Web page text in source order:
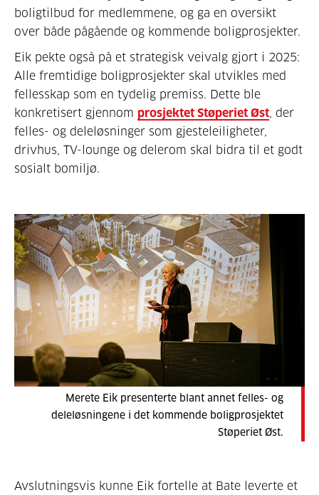
boligtilbud for medlemmene, og ga en oversikt
over både pågående og kommende boligprosjekter.
Eik pekte også på et strategisk veivalg gjort i 2025:
Alle fremtidige boligprosjekter skal utvikles med
fellesskap som en tydelig premiss. Dette ble
konkretisert gjennom prosjektet Støperiet Øst , der
felles- og deleløsninger som gjesteleiligheter,
drivhus, TV-lounge og delerom skal bidra til et godt
sosialt bomiljø.
Merete Eik presenterte blant annet felles- og
deleløsningene i det kommende boligprosjektet
Støperiet Øst.
Avslutningsvis kunne Eik fortelle at Bate leverte et